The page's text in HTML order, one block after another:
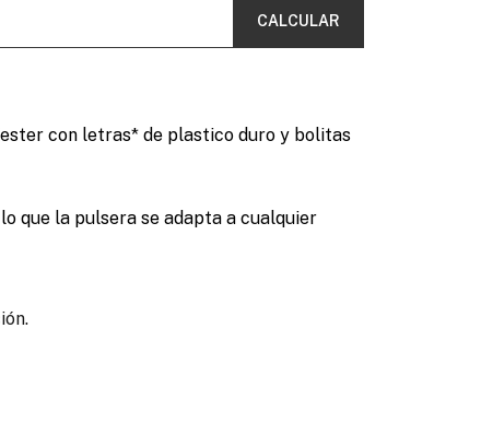
CALCULAR
con letras* de plastico duro y bolitas
que la pulsera se adapta a cualquier